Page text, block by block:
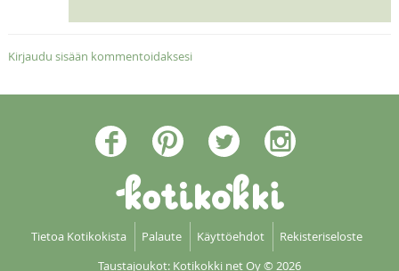
Kirjaudu sisään kommentoidaksesi
Tietoa Kotikokista Palaute Käyttöehdot
Rekisteriseloste
Taustajoukot: Kotikokki net Oy© 2026